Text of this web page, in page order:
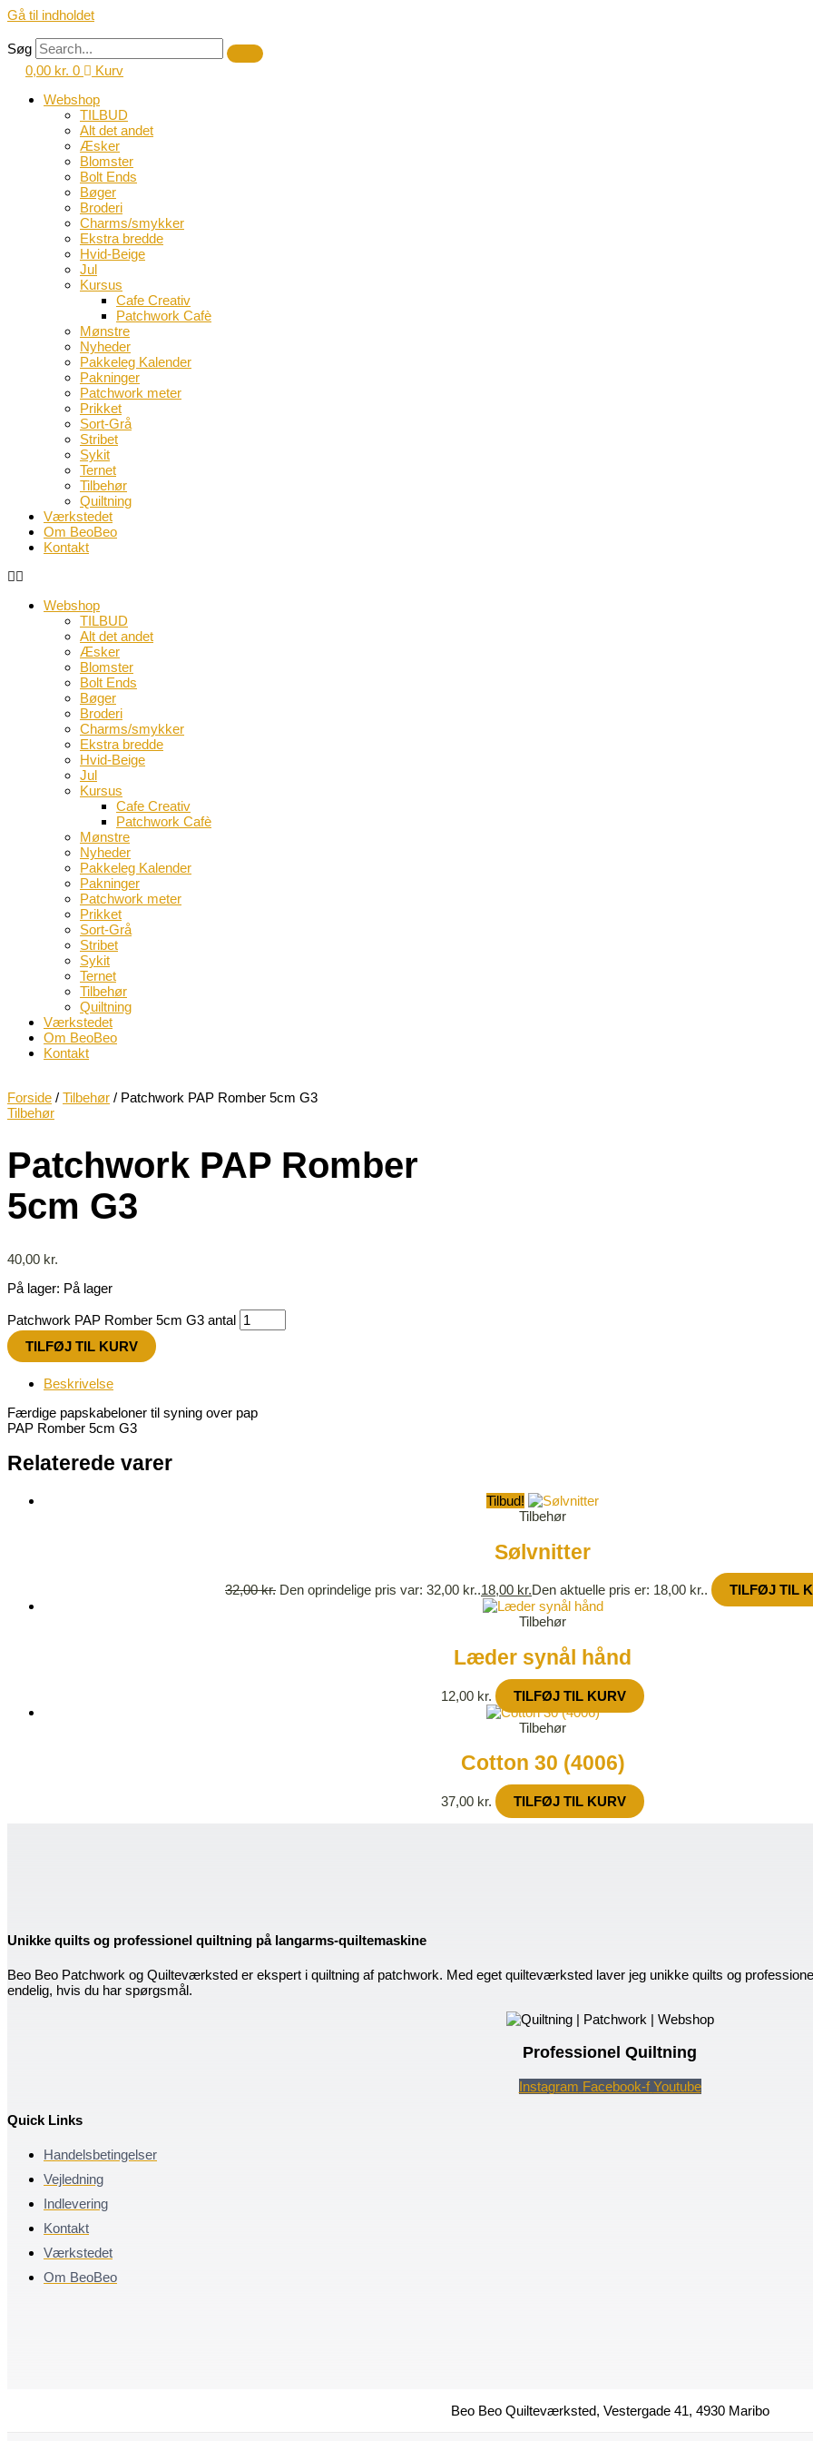
Gå til indholdet
Søg
0,00 kr. 0
Kurv
Webshop
TILBUD
Alt det andet
Æsker
Blomster
Bolt Ends
Bøger
Broderi
Charms/smykker
Ekstra bredde
Hvid-Beige
Jul
Kursus
Cafe Creativ
Patchwork Cafè
Mønstre
Nyheder
Pakkeleg Kalender
Pakninger
Patchwork meter
Prikket
Sort-Grå
Stribet
Sykit
Ternet
Tilbehør
Quiltning
Værkstedet
Om BeoBeo
Kontakt
Webshop
TILBUD
Alt det andet
Æsker
Blomster
Bolt Ends
Bøger
Broderi
Charms/smykker
Ekstra bredde
Hvid-Beige
Jul
Kursus
Cafe Creativ
Patchwork Cafè
Mønstre
Nyheder
Pakkeleg Kalender
Pakninger
Patchwork meter
Prikket
Sort-Grå
Stribet
Sykit
Ternet
Tilbehør
Quiltning
Værkstedet
Om BeoBeo
Kontakt
Forside / Tilbehør / Patchwork PAP Romber 5cm G3
Tilbehør
Patchwork PAP Romber
5cm G3
40,00 kr.
På lager: På lager
Patchwork PAP Romber 5cm G3 antal
TILFØJ TIL KURV
Beskrivelse
Færdige papskabeloner til syning over pap
PAP Romber 5cm G3
Relaterede varer
Tilbud!
Tilbehør
Sølvnitter
32,00kr. Den oprindelige pris var: 32,00 kr..18,00 kr.Den aktuelle pris er: 18,00 kr.. TILFØJ TIL
Tilbehør
Læder synål hånd
12,00 kr. TILFØJ TIL KURV
Tilbehør
Cotton 30 (4006)
37,00 kr. TILFØJ TIL KURV
Unikke quilts og professionel quiltning på langarms-quiltemaskine
Beo Beo Patchwork og Quilteværksted er ekspert i quiltning af patchwork. Med eget quilteværksted laver jeg unikke quilts og
endelig, hvis du har spørgsmål.
Professionel Quiltning
Instagram Facebook-f Youtube
Quick Links
Handelsbetingelser
Vejledning
Indlevering
Kontakt
Værkstedet
Om BeoBeo
Beo Beo Quilteværksted, Vestergade 41, 4930 Maribo